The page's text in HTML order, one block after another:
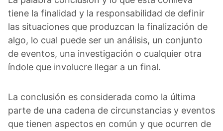
tiene la finalidad y la responsabilidad de definir
las situaciones que produzcan la finalización de
algo, lo cual puede ser un análisis, un conjunto
de eventos, una investigación o cualquier otra
índole que involucre llegar a un final.
La conclusión es considerada como la última
parte de una cadena de circunstancias y eventos
que tienen aspectos en común y que ocurren de